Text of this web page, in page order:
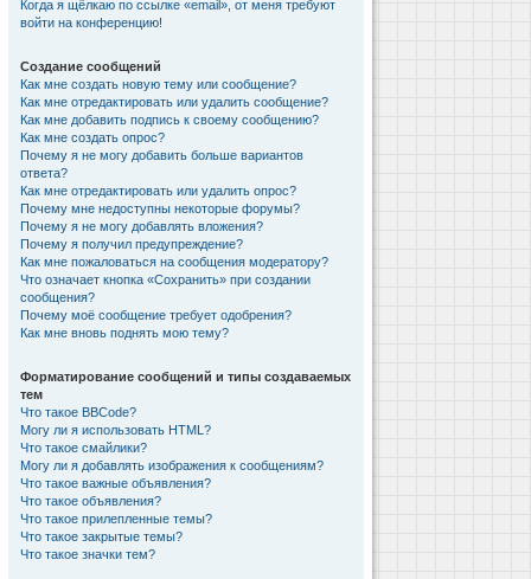
Когда я щёлкаю по ссылке «email», от меня требуют
войти на конференцию!
Создание сообщений
Как мне создать новую тему или сообщение?
Как мне отредактировать или удалить сообщение?
Как мне добавить подпись к своему сообщению?
Как мне создать опрос?
Почему я не могу добавить больше вариантов
ответа?
Как мне отредактировать или удалить опрос?
Почему мне недоступны некоторые форумы?
Почему я не могу добавлять вложения?
Почему я получил предупреждение?
Как мне пожаловаться на сообщения модератору?
Что означает кнопка «Сохранить» при создании
сообщения?
Почему моё сообщение требует одобрения?
Как мне вновь поднять мою тему?
Форматирование сообщений и типы создаваемых
тем
Что такое BBCode?
Могу ли я использовать HTML?
Что такое смайлики?
Могу ли я добавлять изображения к сообщениям?
Что такое важные объявления?
Что такое объявления?
Что такое прилепленные темы?
Что такое закрытые темы?
Что такое значки тем?